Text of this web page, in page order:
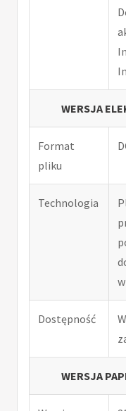
WERSJA
Format
pliku
Technologia
Dostępność
WERSJA